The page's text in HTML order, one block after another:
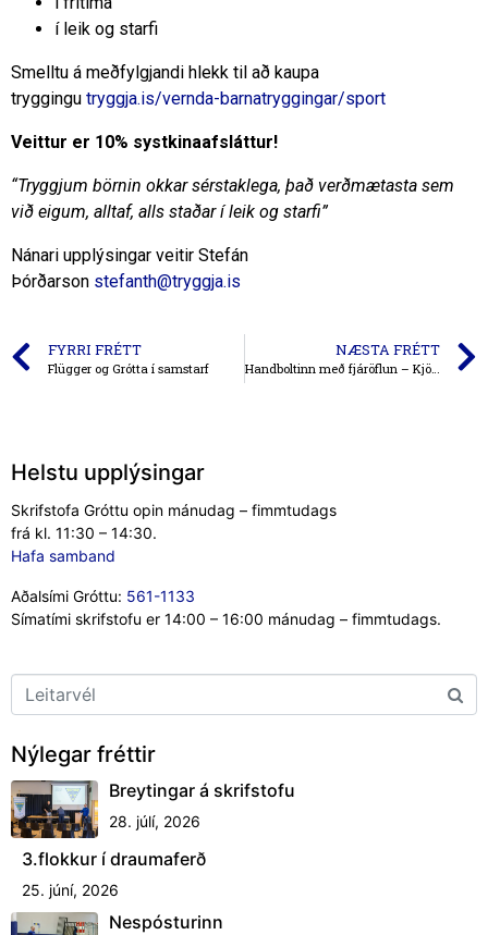
í leik og starfi
Smelltu á meðfylgjandi hlekk til að kaupa
tryggingu tryggja.is/vernda-barnatryggingar/sport
Veittur er 10% systkinaafsláttur!
“Tryggjum börnin okkar sérstaklega, það verðmætasta sem
við eigum, alltaf, alls staðar í leik og starfi”
Nánari upplýsingar veitir Stefán
Þórðarson stefanth@tryggja.is
FYRRI FRÉTT
Flügger og Grótta í samstarf
NÆSTA FRÉTT
Handboltinn með fjáröflun – Kjötkompaní matarpakkar
Helstu upplýsingar
Skrifstofa Gróttu opin mánudag – fimmtudags
frá kl. 11:30 – 14:30.
Hafa samband
Aðalsími Gróttu: 561-1133
Símatími skrifstofu er 14:00 – 16:00 mánudag – fimmtudags.
Nýlegar fréttir
Breytingar á skrifstofu
28. júlí, 2026
3.flokkur í draumaferð
25. júní, 2026
Nespósturinn